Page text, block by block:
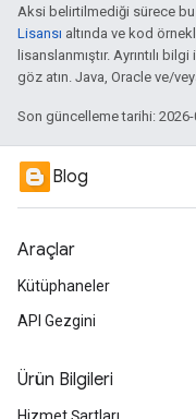
Aksi belirtilmediği sürece bu
Lisansı altında ve kod
lisanslanmıştır. Ayrıntılı bilgi
göz atın. Java, Oracle ve/
Son güncelleme tarihi: 2026-
Blog
Araçlar
Kütüphaneler
API Gezgini
Ürün Bilgileri